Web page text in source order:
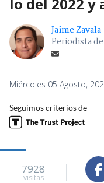
lo del 2022
Jaime Zavala
Periodista
Miércoles 05 Agosto,
Seguimos criterios de
7928
visitas